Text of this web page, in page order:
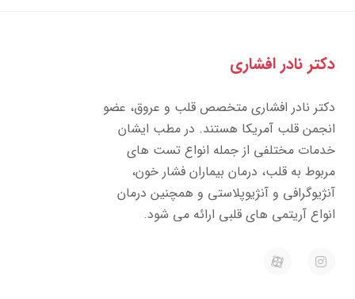
نادر افشاری
نادر افشاری متخصص قلب و عروق، عضو
قلب آمریکا هستند. در مطب ایشان
مختلفی از جمله انواع تست های
به قلب، درمان بیماران فشار خون،
و آنژیوپلاستی و همچنین درمان
آریتمی های قلبی ارائه می شود.